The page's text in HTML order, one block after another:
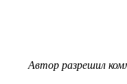
Автор разрешил